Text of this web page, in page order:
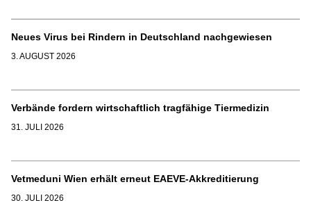
Neues Virus bei Rindern in Deutschland nachgewiesen
3. AUGUST 2026
Verbände fordern wirtschaftlich tragfähige Tiermedizin
31. JULI 2026
Vetmeduni Wien erhält erneut EAEVE-Akkreditierung
30. JULI 2026